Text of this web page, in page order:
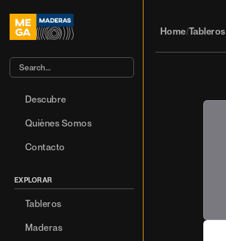
Search…
Descubre
Quiénes Somos
Contacto
EXPLORAR
Tableros
Maderas
Home/Tableros